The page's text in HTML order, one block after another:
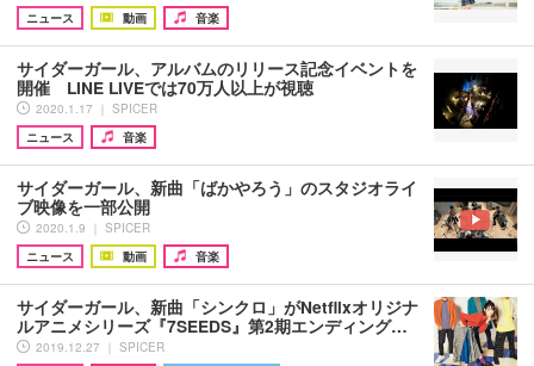
ニュース
動画 音楽
サイダーガール、アルバムのリリース記念イベントを
開催 LINE LIVEでは70万人以上が視聴
2020.1.17 ｜ SPICER
ニュース
音楽
サイダーガール、新曲「ばかやろう」のスタジオライ
ブ映像を一部公開
2020.1.9 ｜ SPICER
ニュース
動画 音楽
サイダーガール、新曲「シンクロ」がNetflixオリジナ
ルアニメシリーズ『7SEEDS』第2期エンディング…
2019.12.27 ｜ SPICER